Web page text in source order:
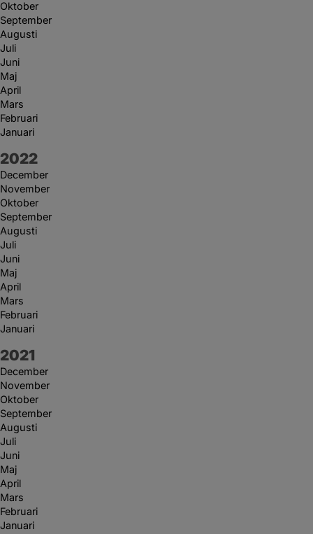
Oktober
September
Augusti
Juli
Juni
Maj
April
Mars
Februari
Januari
År:
2022
December
November
Oktober
September
Augusti
Juli
Juni
Maj
April
Mars
Februari
Januari
År:
2021
December
November
Oktober
September
Augusti
Juli
Juni
Maj
April
Mars
Februari
Januari